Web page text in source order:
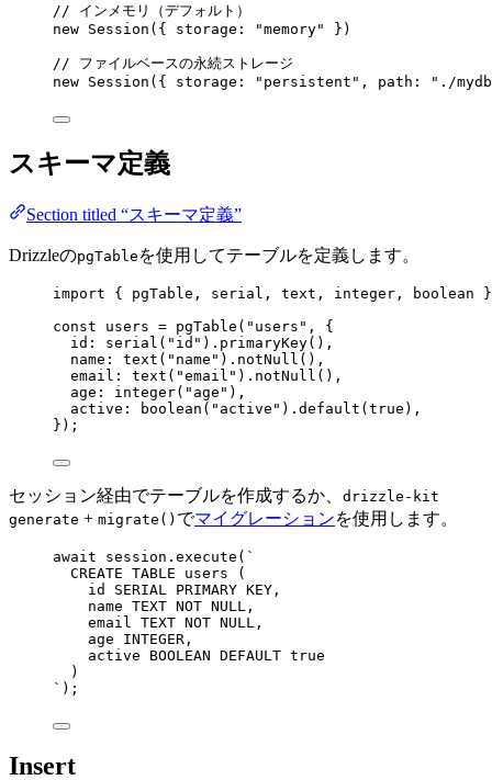
// インメモリ（デフォルト）
new Session ({ storage: "memory" })
// ファイルベースの永続ストレージ
new Session ({ storage: " persistent " , path: " ./
スキーマ定義
Section titled “スキーマ定義”
DrizzleのpgTable を使用してテーブルを定義します。
import { pgTable, serial, text, integer, boolean
const users = pgTable ( " users " , {
id: serial ( " id " ) . primaryKey() ,
name: text ( " name " ) . notNull () ,
email: text ( "email " ) . notNull () ,
age: integer( " age " ) ,
active:
boolean ( " active " ) . default (true ) ,
} );
セッション経由でテーブルを作成するか、 drizzle-kit
generate + migrate() でマイグレーションを使用します。
await session . execute ( `
CREATE TABLE users (
id SERIAL PRIMARY KEY,
name TEXT NOT NULL,
email TEXT NOT NULL,
age INTEGER,
active BOOLEAN DEFAULT true
)
` );
Insert